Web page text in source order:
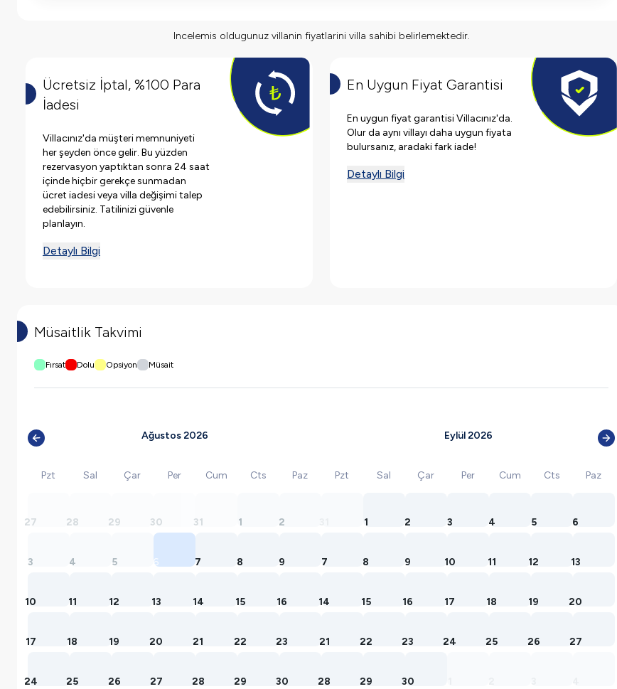
Incelemis oldugunuz villanin fiyatlarini villa sahibi belirlemektedir.
Ücretsiz İptal, %100 Para
İadesi
Villacınız'da müşteri memnuniyeti
her şeyden önce gelir. Bu yüzden
rezervasyon yaptıktan sonra 24 saat
içinde hiçbir gerekçe sunmadan
ücret iadesi veya villa değişimi talep
edebilirsiniz. Tatilinizi güvenle
planlayın.
Detaylı Bilgi
En Uygun Fiyat Garantisi
En uygun fiyat garantisi Villacınız'da.
Olur da aynı villayı daha uygun fiyata
bulursanız, aradaki fark iade!
Detaylı Bilgi
Müsaitlik Takvimi
Fırsat Dolu Opsiyon Müsait
Ağustos 2026
Pzt Sal Çar Per Cum Cts Paz
27 28 29 30 31 1 2
3 4 5 6 7 8 9
10 11 12 13 14 15 16
17 18 19 20 21 22 23
24 25 26 27 28 29 30
Eylül 2026
Pzt Sal Çar Per Cum Cts Paz
1 2 3 4 5 6
7 8 9 10 11 12 13
14 15 16 17 18 19 20
21 22 23 24 25 26 27
28 29 30